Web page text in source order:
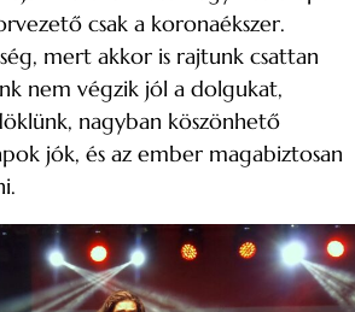
csak a koronaékszer.
mert akkor is rajtunk csattan
nem végzik jól a dolgukat,
nagyban köszönhető
jók, és az ember magabiztosan